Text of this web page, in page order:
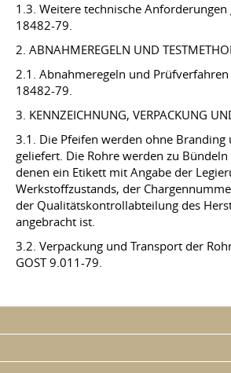
1.3. Weitere technische Anforderungen
18482-79.
2. ABNAHMEREGELN UND
2.1. Abnahmeregeln und Prüfverfahren
18482-79.
3. KENNZEICHNUNG, VERPACKUNG
3.1. Die Pfeifen werden ohne Branding
geliefert. Die Rohre werden zu
denen ein Etikett mit Angabe der
Werkstoffzustands, der
der Qualitätskontrollabteilung des
angebracht ist.
3.2. Verpackung und Transport der
GOST 9.011-79.